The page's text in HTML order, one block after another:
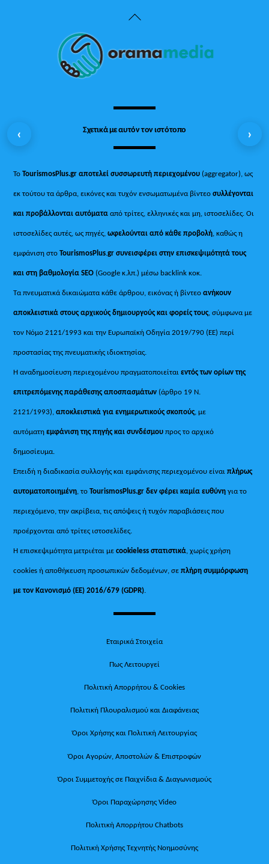
Back
Top
Σχετικά με αυτόν τον ιστότοπο
ΤοTourismosPlus.gr αποτελεί συσσωρευτή περιεχομένου (aggregator), ως
εκ τούτου τα άρθρα, εικόνες και τυχόν ενσωματωμένα βίντεοσυλλέγονται
και προβάλλονται αυτόματααπό τρίτες, ελληνικές και μη, ιστοσελίδες. Οι
ιστοσελίδες αυτές, ως πηγές,ωφελούνται από κάθε προβολή, καθώς η
εμφάνιση στοTourismosPlus.gr συνεισφέρει στην επισκεψιμότητά τους
και στη βαθμολογία SEO (Google κ.λπ.) μέσω backlink κοκ.
Τα πνευματικά δικαιώματα κάθε άρθρου, εικόνας ή βίντεοανήκουν
αποκλειστικά στους αρχικούς δημιουργούς και φορείς τους, σύμφωνα με
τον Νόμο 2121/1993 και την Ευρωπαϊκή Οδηγία 2019/790 (ΕΕ) περί
προστασίας της πνευματικής ιδιοκτησίας.
Η αναδημοσίευση περιεχομένου πραγματοποιείταιεντός των ορίων της
επιτρεπόμενης παράθεσης αποσπασμάτων (άρθρο 19 Ν.
2121/1993), αποκλειστικά για ενημερωτικούς σκοπούς, με
αυτόματηεμφάνιση της πηγής και συνδέσμου προς το αρχικό
δημοσίευμα.
Επειδή η διαδικασία συλλογής και εμφάνισης περιεχομένου είναιπλήρως
αυτοματοποιημένη, τοTourismosPlus.gr δεν φέρει καμία ευθύνη για το
περιεχόμενο, την ακρίβεια, τις απόψεις ή τυχόν παραβιάσεις που
προέρχονται από τρίτες ιστοσελίδες.
Η επισκεψιμότητα μετριέται μεcookieless στατιστικά, χωρίς χρήση
cookies ή αποθήκευση προσωπικών δεδομένων, σεπλήρη συμμόρφωση
με τον Κανονισμό (ΕΕ) 2016/679 (GDPR).
Εταιρικά Στοιχεία
Πως Λειτουργεί
Πολιτική Απορρήτου & Cookies
Πολιτική Πλουραλισμού και Διαφάνειας
Όροι Χρήσης και Πολιτική Λειτουργίας
Όροι Αγορών, Αποστολών & Επιστροφών
Όροι Συμμετοχής σε Παιχνίδια & Διαγωνισμούς
Όροι Παραχώρησης Video
Πολιτική Απορρήτου Chatbots
Πολιτική Χρήσης Τεχνητής Νοημοσύνης
‹ ›